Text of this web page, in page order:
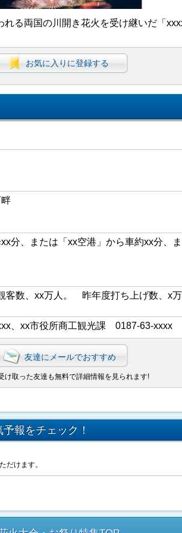
れる両国の川開き花火を受け継いだ「
お気に入りに登録する
分、または「xx空港」から車約xx分、
客数、xx万人。 昨年度打ち上げ数、x
、xx市役所商工観光課 0187-63-xxxx
友達にメールでおすすめ
け取った友達も無料で詳細情報を見られます!
報をチェック！
だけます。